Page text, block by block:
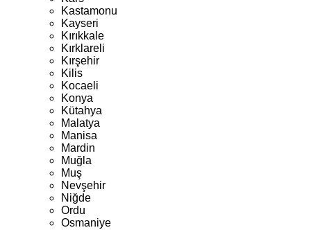
Kastamonu
Kayseri
Kırıkkale
Kırklareli
Kırşehir
Kilis
Kocaeli
Konya
Kütahya
Malatya
Manisa
Mardin
Muğla
Muş
Nevşehir
Niğde
Ordu
Osmaniye